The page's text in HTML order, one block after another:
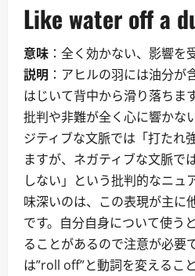
Like water off a
意味 ：全く効かない、影響を
説明 ：アヒルの羽には油分が
はじいて背中から滑り落ちま
批判や非難が全く心に響かな
ジティブな文脈では「打たれ
ますが、ネガティブな文脈で
しない」という批判的なニュ
味深いのは、この表現が主に
です。自分自身について使う
ることがあるので注意が必要
は”roll off”と動詞を変えるこ